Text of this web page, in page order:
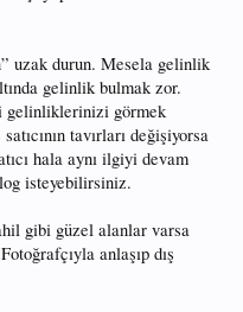
uzak durun. Mesela gelinlik
gelinlik bulmak zor.
gelinliklerinizi görmek
tavırları değişiyorsa
hala aynı ilgiyi devam
isteyebilirsiniz.
gibi güzel alanlar varsa
anlaşıp dış